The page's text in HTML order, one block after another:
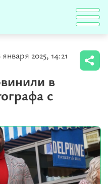
января 2025, 14:21
в
с